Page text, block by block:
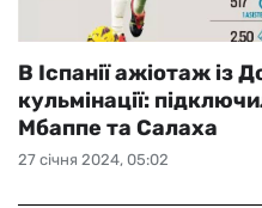
27 січня 2024, 05:02
В Іспанії ажіотаж із
кульмінації:
Мбаппе та Салаха